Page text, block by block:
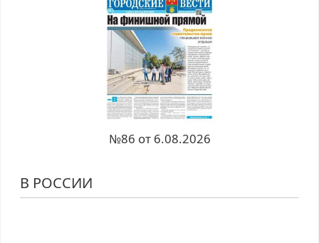
№86 от 6.08.2026
В РОССИИ